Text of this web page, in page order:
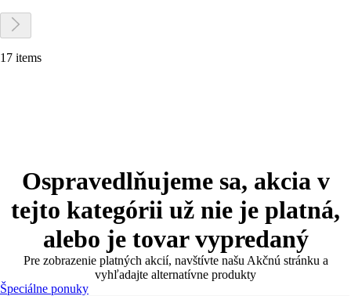
17 items
Ospravedlňujeme sa, akcia v
tejto kategórii už nie je platná,
alebo je tovar vypredaný
Pre zobrazenie platných akcií, navštívte našu Akčnú stránku a
vyhľadajte alternatívne produkty
Špeciálne ponuky